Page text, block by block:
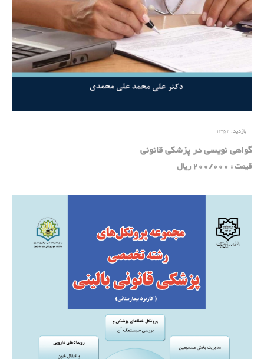
بازدید: 1352
گواهی نویسی در پزشکی قانونی
قیمت : 200/000 ریال